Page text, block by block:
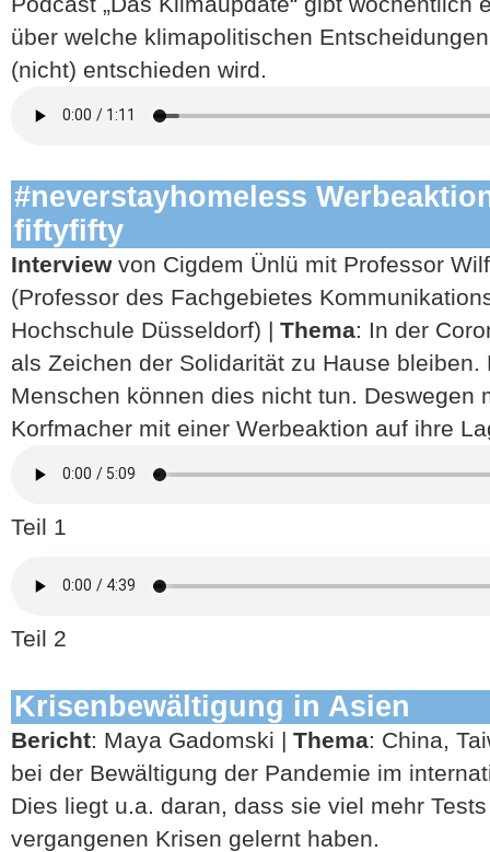
über welche klimapolitischen
(nicht) entschieden wird.
#neverstayhomeless
fiftyfifty
Interview von Cigdem Ünlü mit Professor
(Professor des Fachgebietes
Hochschule Düsseldorf) | Thema: In der
als Zeichen der Solidarität zu Hause bleiben.
Menschen können dies nicht tun. Deswegen
Korfmacher mit einer Werbeaktion auf ihre
Teil 1
Teil 2
Krisenbewältigung in Asien
Bericht: Maya Gadomski | Thema: China,
bei der Bewältigung der Pandemie im
Dies liegt u.a. daran, dass sie viel mehr
vergangenen Krisen gelernt haben.